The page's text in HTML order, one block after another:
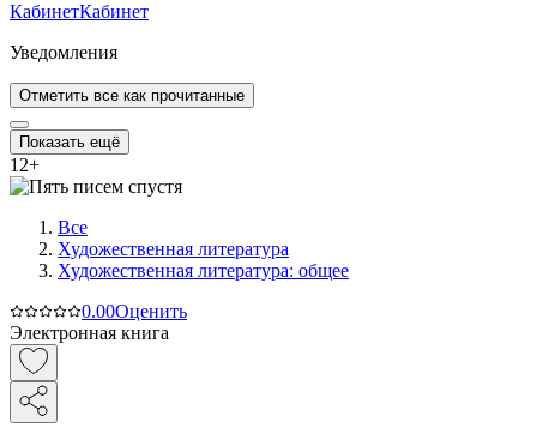
КабинетКабинет
Уведомления
Отметить все как прочитанные
Показать ещё
12+
Все
Художественная литература
Художественная литература: общее
0.00Оценить
Электронная книга